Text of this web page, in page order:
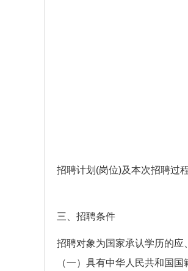
招聘计划(岗位)及本次招聘过
三、招聘条件
招聘对象为国家承认学历的应
（一）具有中华人民共和国国